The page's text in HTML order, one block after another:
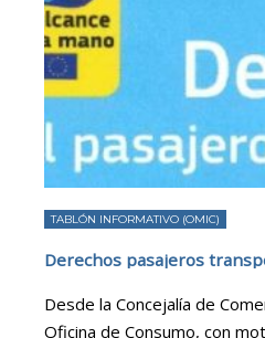
TABLÓN INFORMATIVO (OMIC)
Derechos pasajeros
Desde la Concejalía de
Oficina de Consumo, con